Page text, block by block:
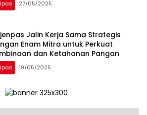
27/05/2025
Jalin Kerja Sama Strategis
Enam Mitra untuk Perkuat
dan Ketahanan Pangan
19/05/2025